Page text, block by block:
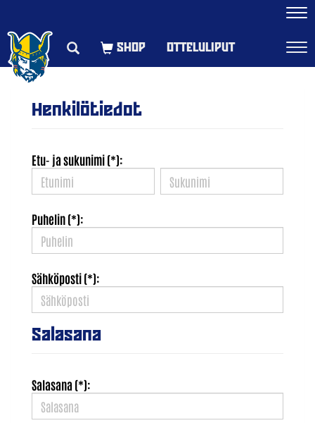
OTTELULIPUT
Henkilötiedot
Etu- ja sukunimi (*):
Puhelin (*):
Sähköposti (*):
Salasana
Salasana (*):